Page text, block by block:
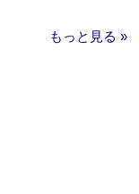
もっと見る »